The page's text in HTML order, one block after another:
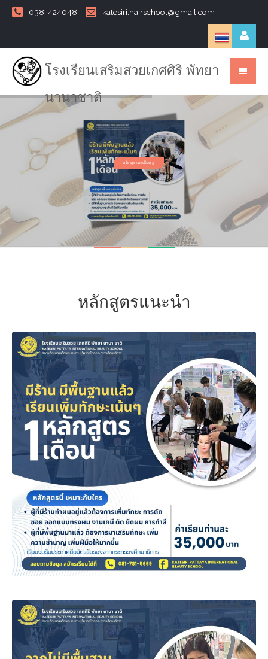
038-424048 katesiri.hairschool@gmail.com
โรงเรียนเสริมสวยเกศศิริ พัทยา
นานาชาติ
คลิกดูราละเอียด
หลักสูตรแนะนำ